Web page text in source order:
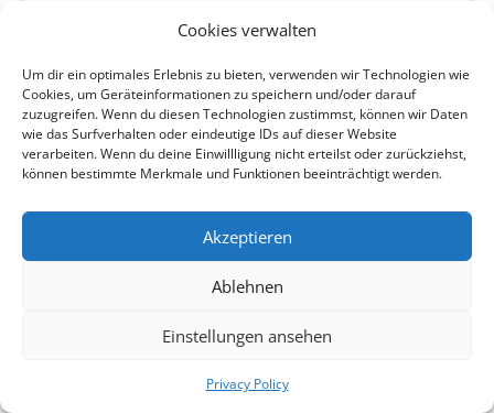
Cookies verwalten
Um dir ein optimales Erlebnis zu bieten, verwenden wir Technologien wie
Cookies, um Geräteinformationen zu speichern und/oder darauf
zuzugreifen. Wenn du diesen Technologien zustimmst, können wir Daten
wie das Surfverhalten oder eindeutige IDs auf dieser Website
verarbeiten. Wenn du deine Einwillligung nicht erteilst oder zurückziehst,
können bestimmte Merkmale und Funktionen beeinträchtigt werden.
Akzeptieren
Ablehnen
Einstellungen ansehen
Privacy Policy
Privacy Policy